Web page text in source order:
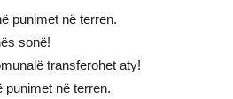
punimet në terren.
sonë!
transferohet aty!
punimet në terren.